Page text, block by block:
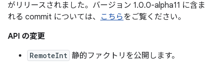
がリリースされました。バージョン 1.0.0-alpha11 に含ま
れる commit については、 こちらをご覧ください。
API の変更
RemoteInt 静的ファクトリを公開します。